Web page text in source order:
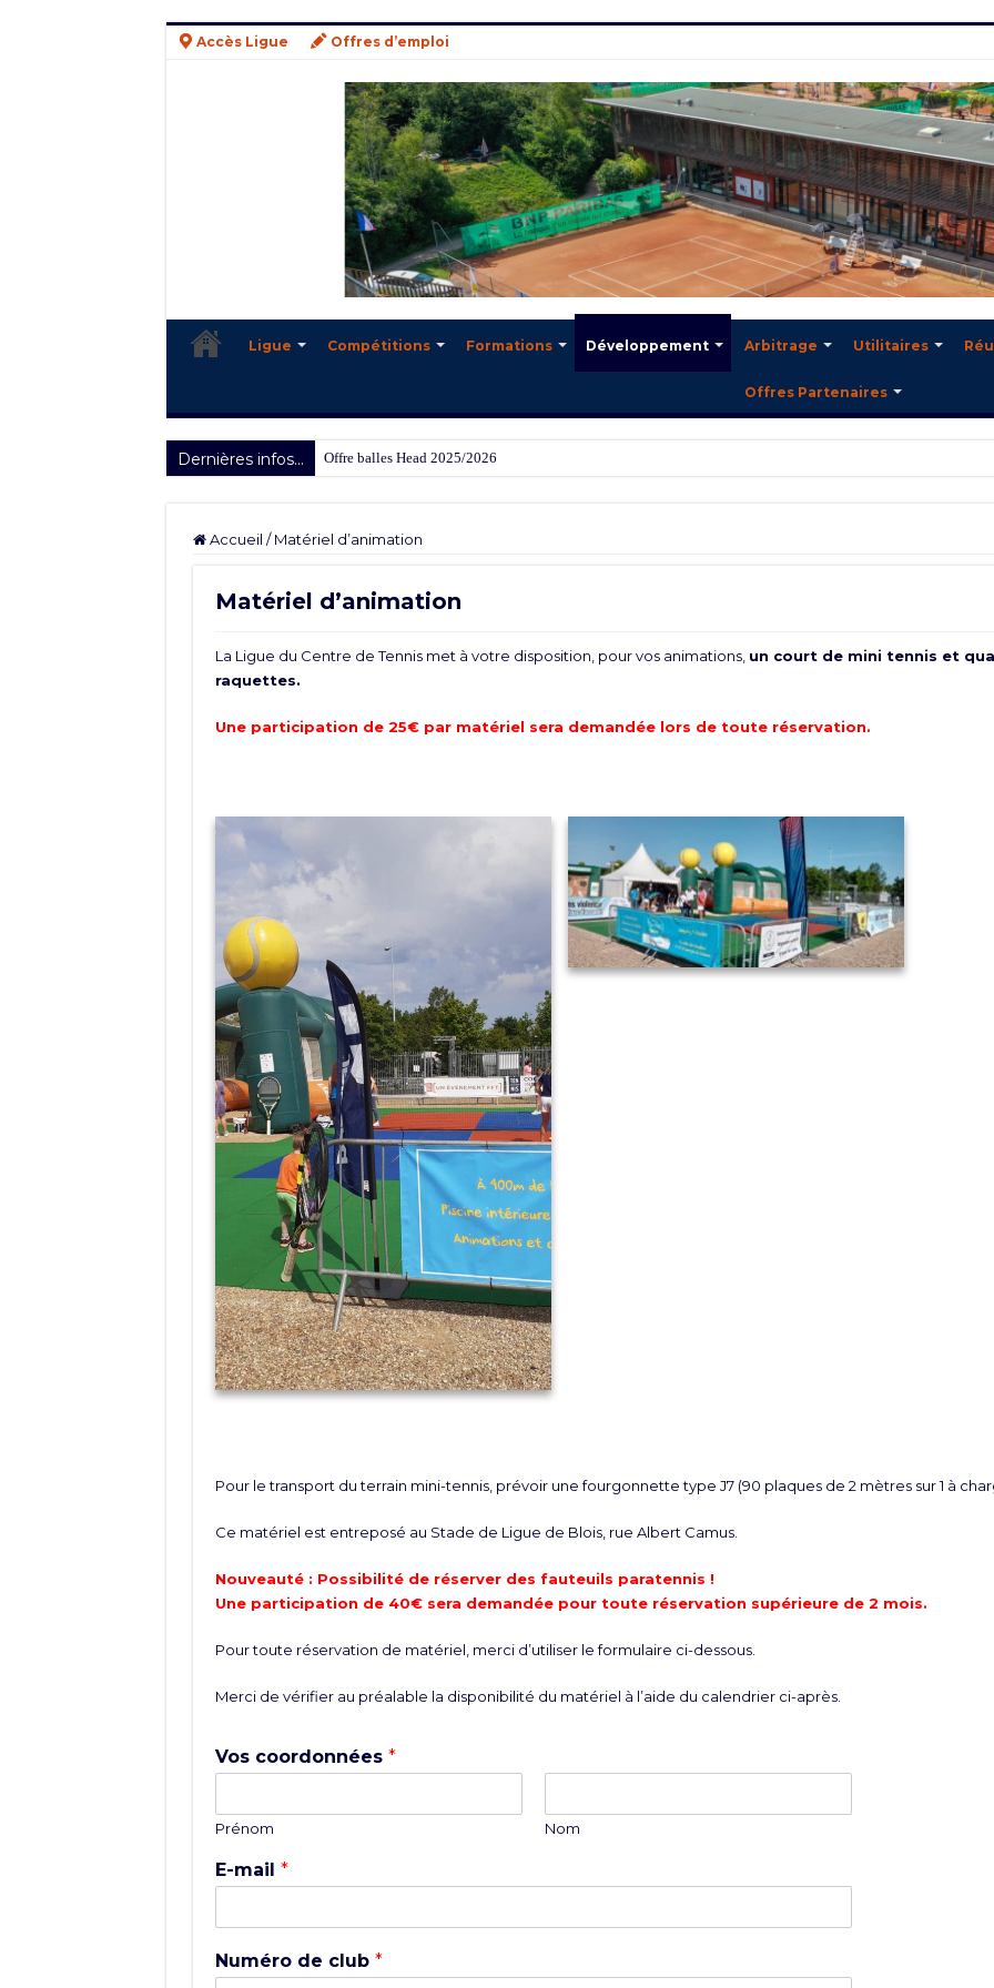
Accès Ligue Offres d’emploi
Ligue Compétitions Formations Développement Arbitrage Utilitaires
Offres Partenaires
Dernières infos... Offre balles Head 2025/2026
Accueil / Matériel d’animation
Matériel d’animation
La Ligue du Centre de Tennis met à votre disposition, pour vos animations, un court de mini tennis et
raquettes.
Une participation de 25€ par matériel sera demandée lors de toute réservation.
Pour le transport du terrain mini-tennis, prévoir une fourgonnette type J7 (90 plaques de 2 mètres sur 1 à
Ce matériel est entreposé au Stade de Ligue de Blois, rue Albert Camus.
Nouveauté : Possibilité de réserver des fauteuils paratennis !
Une participation de 40€ sera demandée pour toute réservation supérieure de 2 mois.
Pour toute réservation de matériel, merci d’utiliser le formulaire ci-dessous.
Merci de vérifier au préalable la disponibilité du matériel à l’aide du calendrier ci-après.
Vos coordonnées *
Prénom Nom
E-mail *
Numéro de club *